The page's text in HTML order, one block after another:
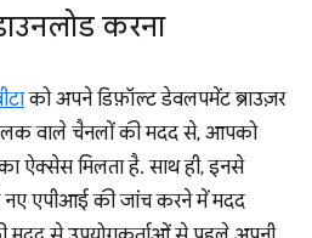
करना
को अपने डिफ़ॉल्ट डेवलपमेंट ब्राउज़र
वाले चैनलों की मदद से, आपको
ऐक्सेस मिलता है. साथ ही, इनसे
एपीआई की जांच करने में मदद